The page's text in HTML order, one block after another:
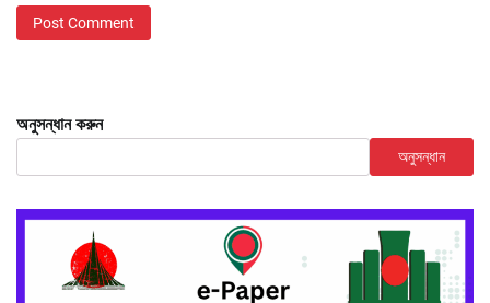
অনুসন্ধান করুন
অনুসন্ধান